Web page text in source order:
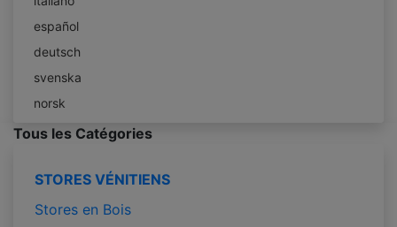
español
deutsch
svenska
norsk
Tous les Catégories
STORES VÉNITIENS
Stores en Bois